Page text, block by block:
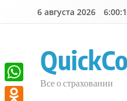
6 августа 2026
Все о страховании
WhatsApp